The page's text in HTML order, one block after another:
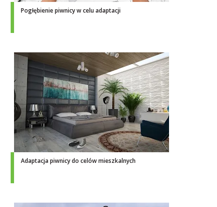
Pogłębienie piwnicy w celu adaptacji
Adaptacja piwnicy do celów mieszkalnych